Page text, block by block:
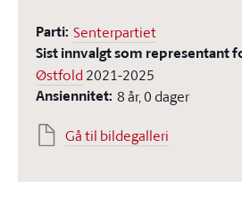
Parti: Senterpartiet
Sist innvalgt som representant
Østfold 2021-2025
Ansiennitet: 8 år, 0 dager
Gå til bildegalleri